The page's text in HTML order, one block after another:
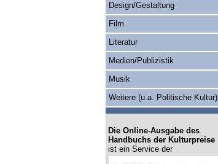
Design/Gestaltung
Film
Literatur
Medien/Publizistik
Musik
Weitere (u.a. Politische Kultur)
Die Online-Ausgabe des
Handbuchs der Kulturpreise
ist ein Service der